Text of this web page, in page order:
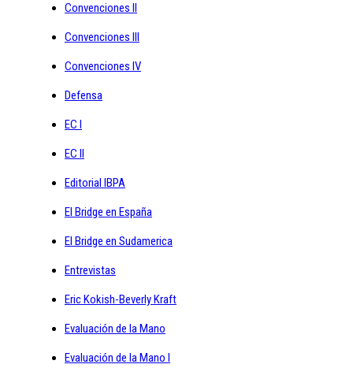
Convenciones II
Convenciones III
Convenciones IV
Defensa
EC I
EC II
Editorial IBPA
El Bridge en España
El Bridge en Sudamerica
Entrevistas
Eric Kokish-Beverly Kraft
Evaluación de la Mano
Evaluación de la Mano I